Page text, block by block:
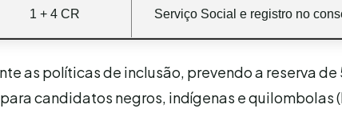
1 + 4 CR Serviço Social e registro no
as políticas de inclusão, prevendo a reserva de
candidatos negros, indígenas e quilombolas